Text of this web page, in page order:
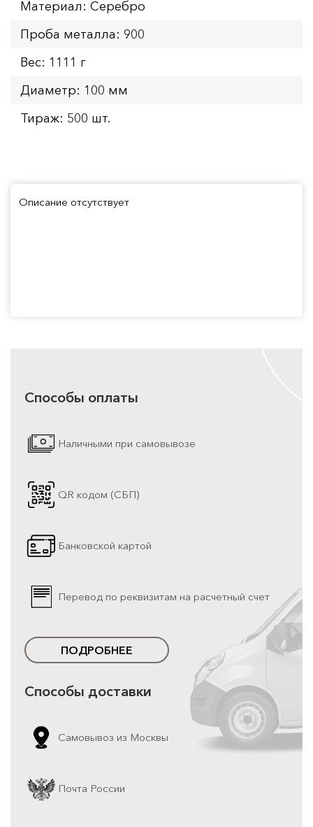
Материал: Серебро
Проба металла: 900
Вес: 1111 г
Диаметр: 100 мм
Тираж: 500 шт.
Описание отсутствует
Способы оплаты
Наличными при самовывозе
QR кодом (СБП)
Банковской картой
Перевод по реквизитам на расчетный счет
ПОДРОБНЕЕ
Способы доставки
Самовывоз из Москвы
Почта России